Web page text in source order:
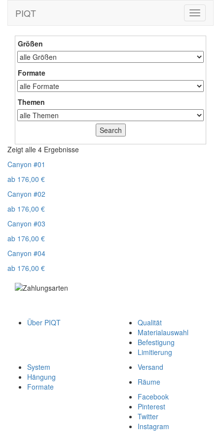
Toggle
PIQT
Größen
Formate
Themen
Zeigt alle 4 Ergebnisse
Canyon #01
ab 176,00 €
Canyon #02
ab 176,00 €
Canyon #03
ab 176,00 €
Canyon #04
ab 176,00 €
Über PIQT
Qualität
Materialauswahl
Befestigung
Limitierung
System
Hängung
Formate
Versand
Räume
Facebook
Pinterest
Twitter
Instagram